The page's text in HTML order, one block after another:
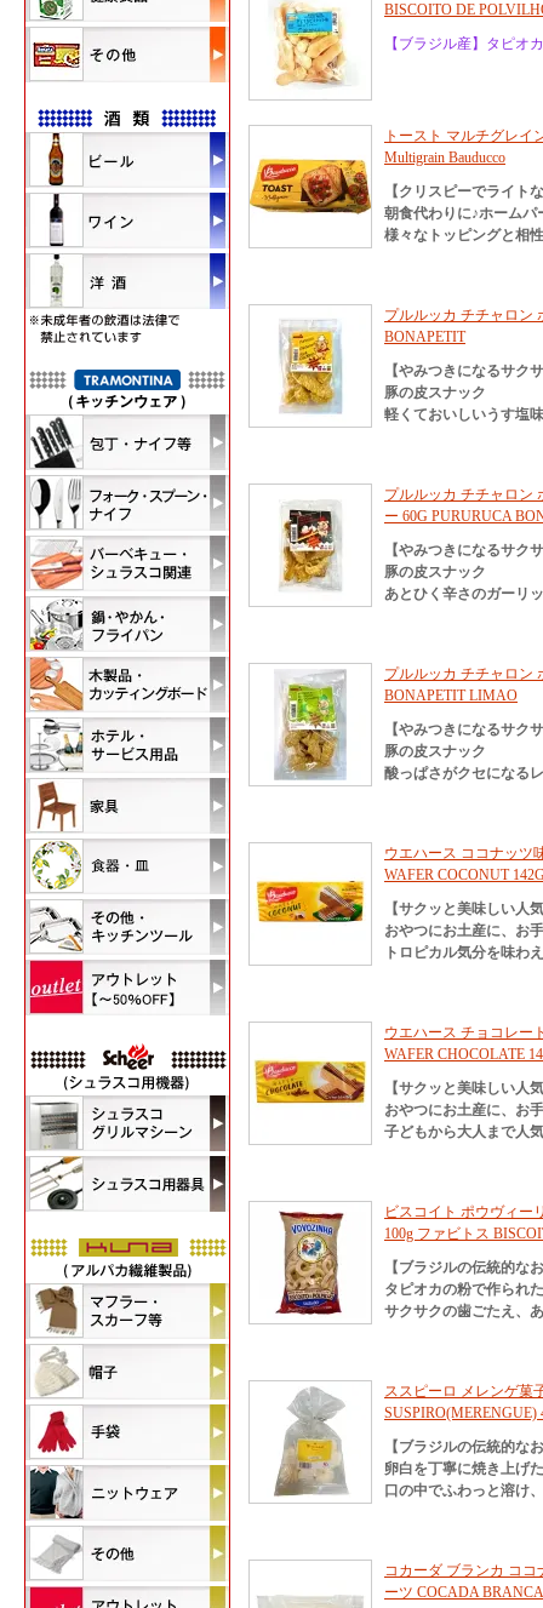
BISCOITO DE
【ブラジル産】タピオ
トースト マルチグレイ
Multigrain Bauducco
【クリスピーでライト
朝食代わりに♪ホームパ
様々なトッピングと相
プルルッカ チチャロン
BONAPETIT
【やみつきになるサク
豚の皮スナック
軽くておいしいうす塩
プルルッカ チチャロン
ー 60G PURURUCA
【やみつきになるサク
豚の皮スナック
あとひく辛さのガーリ
プルルッカ チチャロン
BONAPETIT LIMAO
【やみつきになるサク
豚の皮スナック
酸っぱさがクセになる
ウエハース ココナッツ
WAFER COCONUT
【サクッと美味しい人
おやつにお土産に、お
トロピカル気分を味わ
ウエハース チョコレー
WAFER CHOCOLATE
【サクッと美味しい人
おやつにお土産に、お
子どもから大人まで人
ビスコイト ポウヴィー
100g ファビトス
【ブラジルの伝統的な
タピオカの粉で作られ
サクサクの歯ごたえ、
ススピーロ メレンゲ菓
SUSPIRO(MERENGUE)
【ブラジルの伝統的な
卵白を丁寧に焼き上げ
口の中でふわっと溶け
コカーダ ブランカ ココ
ーツ COCADA